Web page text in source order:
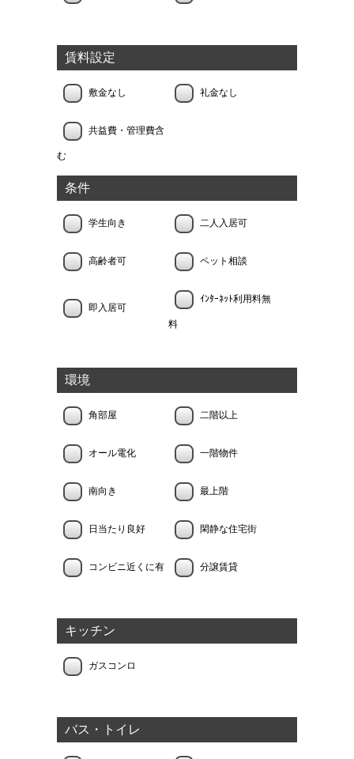
賃料設定
敷金なし 礼金なし
共益費・管理費含
む
条件
学生向き 二人入居可
高齢者可 ペット相談
即入居可
ｲﾝﾀｰﾈｯﾄ利用料無
料
環境
角部屋 二階以上
オール電化 一階物件
南向き 最上階
日当たり良好 閑静な住宅街
コンビニ近くに有 分譲賃貸
キッチン
ガスコンロ
バス・トイレ